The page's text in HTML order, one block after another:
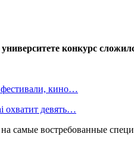
конкурс
фестивали, кино…
охватит девять…